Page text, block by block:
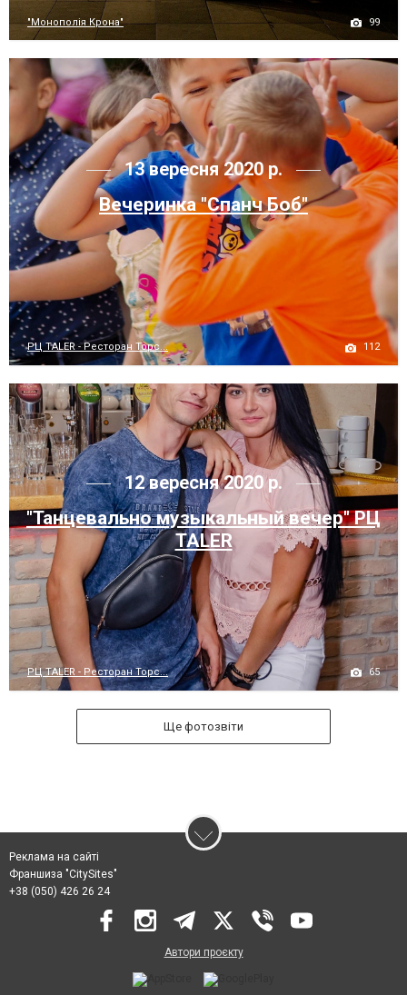
"Монополія Крона" 99
13 вересня 2020 р.
Вечеринка "Спанч Боб"
РЦ TALER - Ресторан Торс... 112
12 вересня 2020 р.
"Танцевально музыкальный вечер" РЦ
TALER
РЦ TALER - Ресторан Торс... 65
Ще фотозвіти
Реклама на сайті
Франшиза "CitySites"
+38 (050) 426 26 24
Автори проєкту